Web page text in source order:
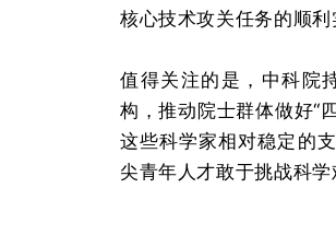
核心技术攻关任务的顺
值得关注的是，中科院
构，推动院士群体做好“
这些科学家相对稳定的
尖青年人才敢于挑战科